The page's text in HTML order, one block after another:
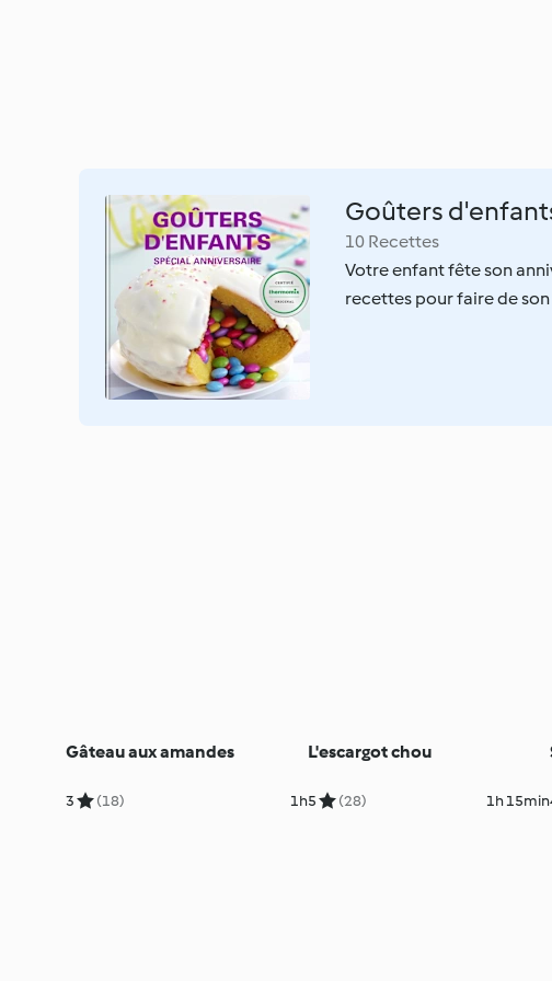
Goûters
10 Recettes
Votre enfant fête son
recettes pour faire de
Gâteau aux amandes
3 (18) 1h
L'escargot chou
5 (28) 1h 15min